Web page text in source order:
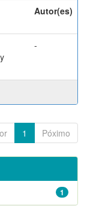
Autor(es)
-
1 Póximo
1